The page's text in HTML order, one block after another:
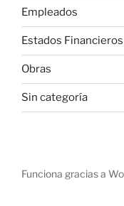
Empleados
Estados Financieros
Obras
Sin categoría
Funciona gracias a